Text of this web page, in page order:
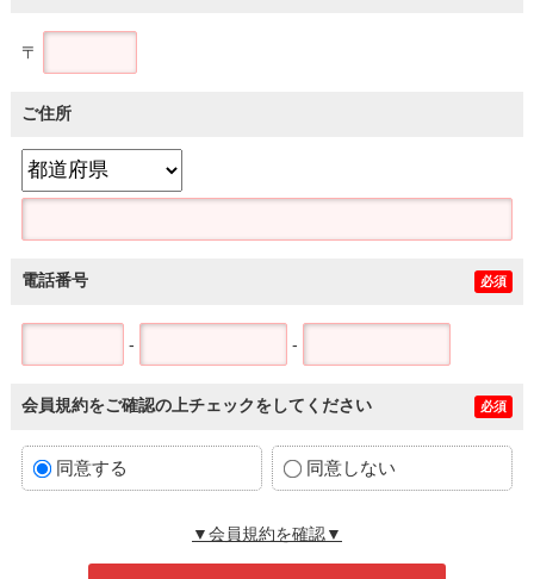
〒
ご住所
電話番号 必須
- -
会員規約をご確認の上チェックをしてください 必須
同意する 同意しない
▼会員規約を確認▼